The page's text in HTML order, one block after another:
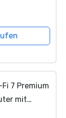
s),
7 Premium
mit